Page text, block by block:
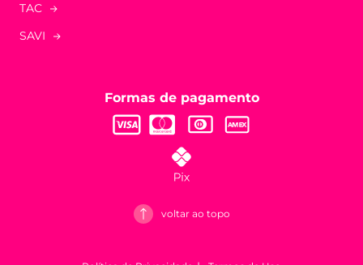
TAC
SAVI
Formas de pagamento
voltar ao topo